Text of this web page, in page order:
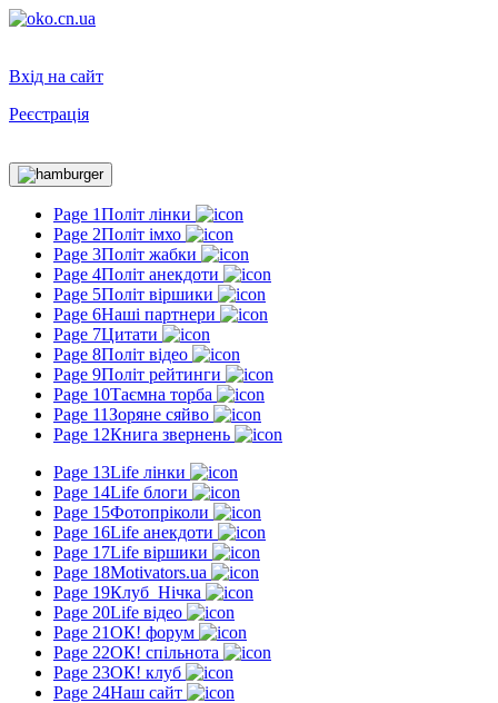
Вхід на сайт
Реєстрація
Toggle
navigation
Page 1Політ лінки
Page 2Політ імхо
Page 3Політ жабки
Page 4Політ анекдоти
Page 5Політ віршики
Page 6Наші партнери
Page 7Цитати
Page 8Політ відео
Page 9Політ рейтинги
Page 10Таємна торба
Page 11Зоряне сяйво
Page 12Книга звернень
Page 13Life лінки
Page 14Life блоги
Page 15Фотопріколи
Page 16Life анекдоти
Page 17Life віршики
Page 18Motivators.ua
Page 19Клуб_Нічка
Page 20Life відео
Page 21ОК! форум
Page 22ОК! спільнота
Page 23ОК! клуб
Page 24Наш сайт